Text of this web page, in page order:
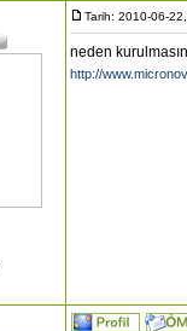
Tarih: 2010-06-
neden
http://